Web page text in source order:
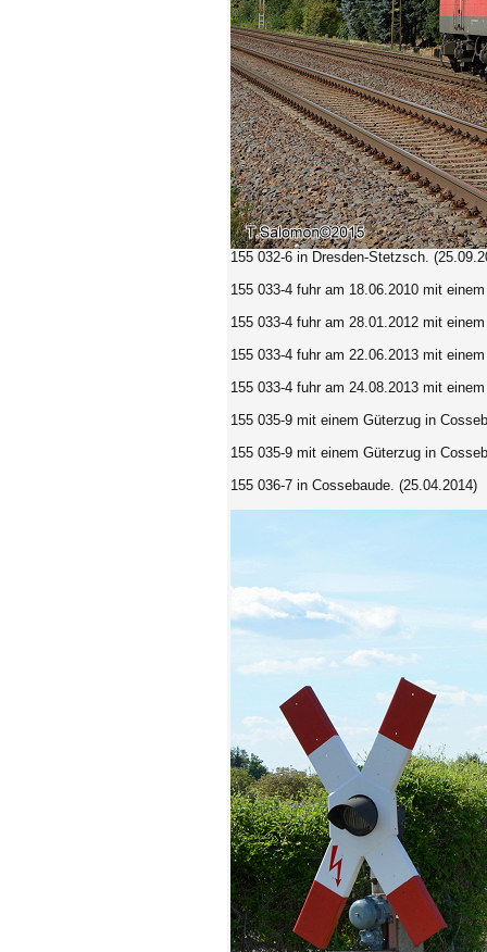
155 032-6 in Dresden-Stetzsch.
155 033-4 fuhr am 18.06.2010 mit
155 033-4 fuhr am 28.01.2012 mit
155 033-4 fuhr am 22.06.2013 mit
155 033-4 fuhr am 24.08.2013 mit
155 035-9 mit einem Güterzug in
155 035-9 mit einem Güterzug in
155 036-7 in Cossebaude. (25.04.2014)